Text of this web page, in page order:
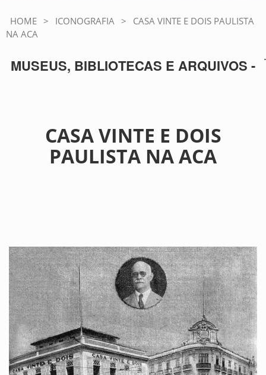
HOME > ICONOGRAFIA >
CASA VINTE E DOIS PAULISTA
NA ACA
MUSEUS, BIBLIOTECAS E ARQUIVOS -
CASA VINTE E DOIS
PAULISTA NA ACA